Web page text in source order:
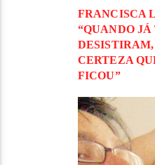
FRANCISCA
“QUANDO JÁ
CERTEZA
FICOU”